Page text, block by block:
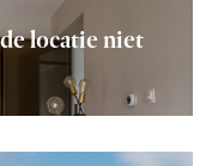
locatie niet